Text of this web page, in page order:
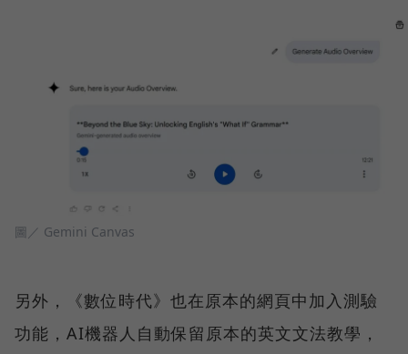
圖／ Gemini Canvas
另外，《數位時代》也在原本的網頁中加入測驗
功能，AI機器人自動保留原本的英文文法教學，